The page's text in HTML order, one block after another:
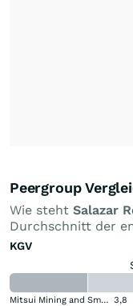
Peergroup
Wie steht Salazar
Durchschnitt der
KGV
Mitsui Mining and Smelting Company 3,8